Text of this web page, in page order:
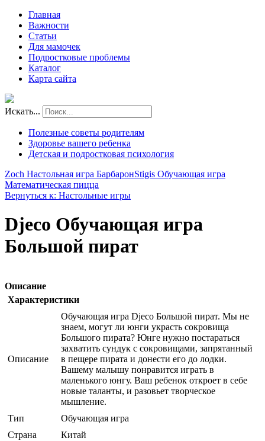
Главная
Важности
Статьи
Для мамочек
Подростковые проблемы
Каталог
Карта сайта
Искать...
Полезные советы родителям
Здоровье вашего ребенка
Детская и подростковая психология
Zoch Настольная игра БарбаронStigis Обучающая игра
Математическая пицца
Вернуться к: Настольные игры
Djeco Обучающая игра
Большой пират
Описание
Характеристики
Описание
Обучающая игра Djeco Большой пират. Мы не
знаем, могут ли юнги украсть сокровища
Большого пирата? Юнге нужно постараться
захватить сундук с сокровищами, запрятанный
в пещере пирата и донести его до лодки.
Вашему малышу понравится играть в
маленького юнгу. Ваш ребенок откроет в себе
новые таланты, и разовьет творческое
мышление.
Тип
Обучающая игра
Страна
Китай